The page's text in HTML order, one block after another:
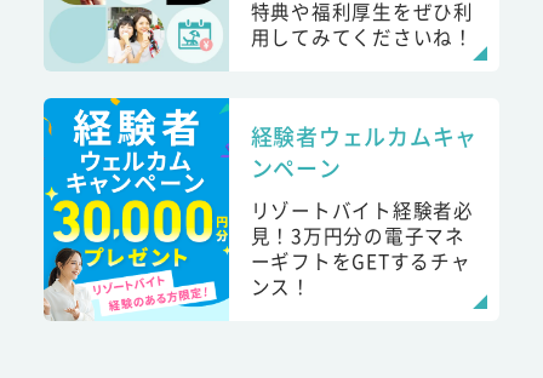
特典や福利厚生をぜひ利
用してみてくださいね！
経験者ウェルカムキャ
ンペーン
リゾートバイト経験者必
見！3万円分の電子マネ
ーギフトをGETするチャ
ンス！